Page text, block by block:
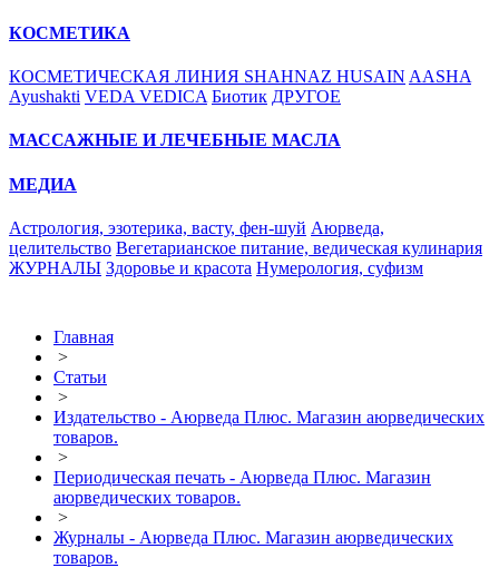
КОСМЕТИКА
КОСМЕТИЧЕСКАЯ ЛИНИЯ SHAHNAZ HUSAIN AASHA
Ayushakti VEDA VEDICA Биотик ДРУГОЕ
МАССАЖНЫЕ И ЛЕЧЕБНЫЕ МАСЛА
МЕДИА
Астрология, эзотерика, васту, фен-шуй Аюрведа,
целительство Вегетарианское питание, ведическая кулинария
ЖУРНАЛЫ Здоровье и красота Нумерология, суфизм
Главная
>
Статьи
>
Издательство - Аюрведа Плюс. Магазин аюрведических
товаров.
>
Периодическая печать - Аюрведа Плюс. Магазин
аюрведических товаров.
>
Журналы - Аюрведа Плюс. Магазин аюрведических
товаров.